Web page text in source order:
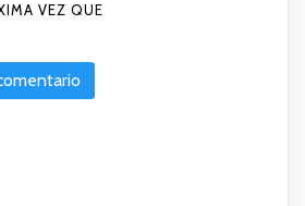
VEZ QUE